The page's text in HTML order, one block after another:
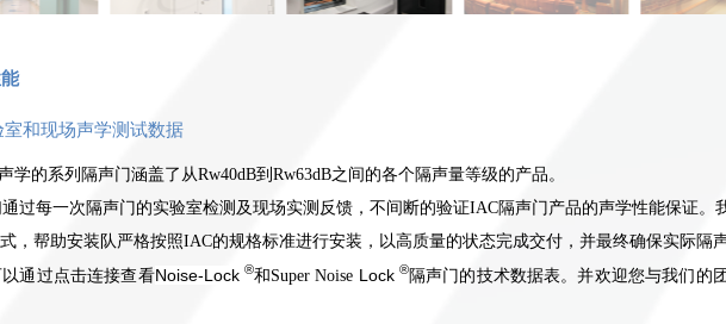
室和现场声学测试数据
学的系列隔声门涵盖了从Rw40dB到Rw63dB之间的各个隔声量等级的产品。
过每一次隔声门的实验室检测及现场实测反馈，不间断的验证IAC隔声门产品的声学性能保证。
，帮助安装队严格按照IAC的规格标准进行安装，以高质量的状态完成交付，并最终确保实际隔声
通过点击连接查看Noise-Lock ®和Super Noise Lock ®隔声门的技术数据表。并欢迎您与我们的